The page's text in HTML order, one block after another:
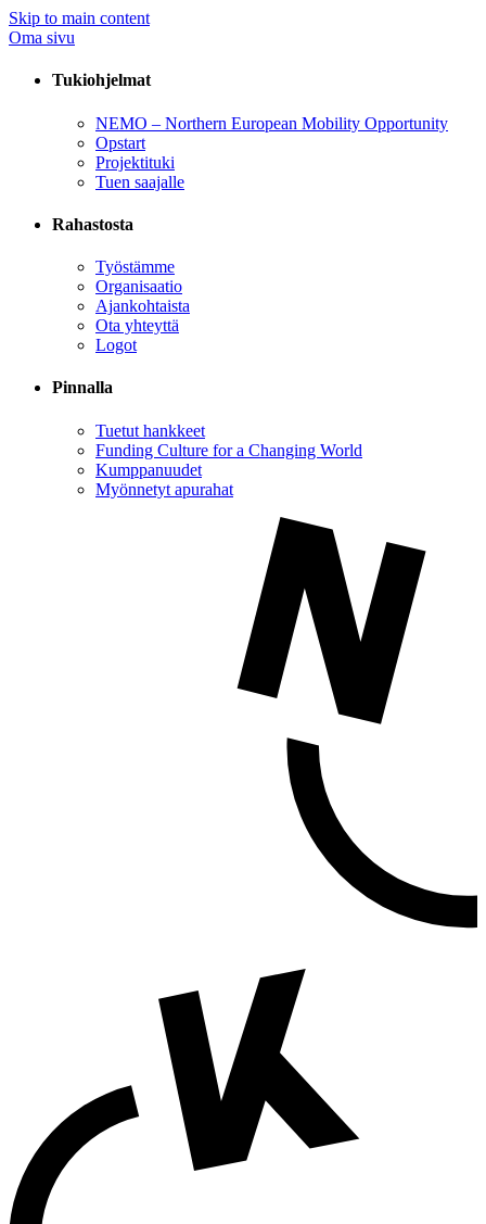
Skip to main content
Oma sivu
Tukiohjelmat
NEMO – Northern European Mobility Opportunity
Opstart
Projektituki
Tuen saajalle
Rahastosta
Työstämme
Organisaatio
Ajankohtaista
Ota yhteyttä
Logot
Pinnalla
Tuetut hankkeet
Funding Culture for a Changing World
Kumppanuudet
Myönnetyt apurahat